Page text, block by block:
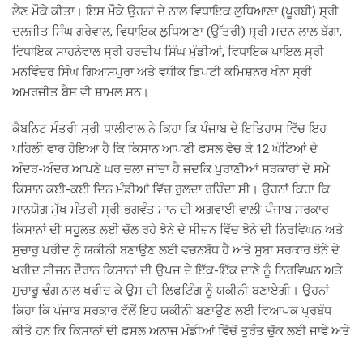
ਲੈਣ ਮੌਕੇ ਕੀਤਾ। ਇਸ ਮੌਕੇ ਉਹਨਾਂ ਦੇ ਨਾਲ ਵਿਧਾਇਕ ਲੁਧਿਆਣਾ (ਪੂਰਬੀ) ਸ੍ਰੀ
ਦਲਜੀਤ ਸਿੰਘ ਗਰੇਵਾਲ, ਵਿਧਾਇਕ ਲੁਧਿਆਣਾ (ਉੱਤਰੀ) ਸ੍ਰੀ ਮਦਨ ਲਾਲ ਬੱਗਾ,
ਵਿਧਾਇਕ ਸਾਹਨੇਵਾਲ ਸ੍ਰੀ ਹਰਦੀਪ ਸਿੰਘ ਮੁੰਡੀਆਂ, ਵਿਧਾਇਕ ਪਾਇਲ ਸ੍ਰੀ
ਮਨਵਿੰਦਰ ਸਿੰਘ ਗਿਆਸਪੁਰਾ ਅਤੇ ਵਧੀਕ ਡਿਪਟੀ ਕਮਿਸ਼ਨਰ ਖੰਨਾ ਸ੍ਰੀ
ਅਮਰਜੀਤ ਬੈਸ ਵੀ ਸ਼ਾਮਲ ਸਨ।
ਕੈਬਨਿਟ ਮੰਤਰੀ ਸ੍ਰੀ ਧਾਲੀਵਾਲ ਨੇ ਕਿਹਾ ਕਿ ਪੰਜਾਬ ਦੇ ਇਤਿਹਾਸ ਵਿੱਚ ਇਹ
ਪਹਿਲੀ ਵਾਰ ਹੋਇਆ ਹੈ ਕਿ ਕਿਸਾਨ ਆਪਣੀ ਫਸਲ ਵੇਚ ਕੇ 12 ਘੰਟਿਆਂ ਦੇ
ਅੰਦਰ-ਅੰਦਰ ਆਪਣੇ ਘਰ ਚਲਾ ਜਾਂਦਾ ਹੈ ਜਦਕਿ ਪੁਰਾਣੀਆਂ ਸਰਕਾਰਾਂ ਦੇ ਸਮੇ
ਕਿਸਾਨ ਕਈ-ਕਈ ਦਿਨ ਮੰਡੀਆਂ ਵਿੱਚ ਰੁਲਦਾ ਰਹਿੰਦਾ ਸੀ। ਉਹਨਾਂ ਕਿਹਾ ਕਿ
ਮਾਨਯੋਗ ਮੁੱਖ ਮੰਤਰੀ ਸ੍ਰੀ ਭਗਵੰਤ ਮਾਨ ਦੀ ਅਗਵਾਈ ਵਾਲੀ ਪੰਜਾਬ ਸਰਕਾਰ
ਕਿਸਾਨਾਂ ਦੀ ਸਹੂਲਤ ਲਈ ਚੱਲ ਰਹੇ ਝੋਨੇ ਦੇ ਸੀਜ਼ਨ ਵਿੱਚ ਝੋਨੇ ਦੀ ਨਿਰਵਿਘਨ ਅਤੇ
ਸੁਚਾਰੂ ਖਰੀਦ ਨੂੰ ਯਕੀਨੀ ਬਣਾਉਣ ਲਈ ਵਚਨਬੱਧ ਹੈ ਅਤੇ ਸੂਬਾ ਸਰਕਾਰ ਝੋਨੇ ਦੇ
ਖਰੀਦ ਸੀਜਨ ਦੌਰਾਨ ਕਿਸਾਨਾਂ ਦੀ ਉਪਜ ਦੇ ਇੱਕ-ਇੱਕ ਦਾਣੇ ਨੂੰ ਨਿਰਵਿਘਨ ਅਤੇ
ਸੁਚਾਰੂ ਢੰਗ ਨਾਲ ਖਰੀਦ ਕੇ ਉਸ ਦੀ ਲਿਫਟਿੰਗ ਨੂੰ ਯਕੀਨੀ ਬਣਾਏਗੀ। ਉਹਨਾਂ
ਕਿਹਾ ਕਿ ਪੰਜਾਬ ਸਰਕਾਰ ਵੱਲੋਂ ਇਹ ਯਕੀਨੀ ਬਣਾਉਣ ਲਈ ਵਿਆਪਕ ਪ੍ਰਬੰਧ
ਕੀਤੇ ਹਨ ਕਿ ਕਿਸਾਨਾਂ ਦੀ ਫ਼ਸਲ ਅਨਾਜ ਮੰਡੀਆਂ ਵਿੱਚੋਂ ਤੁਰੰਤ ਚੁੱਕ ਲਈ ਜਾਵੇ ਅਤੇ